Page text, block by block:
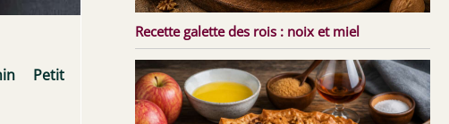
Petit
Recette galette des rois : noix et miel